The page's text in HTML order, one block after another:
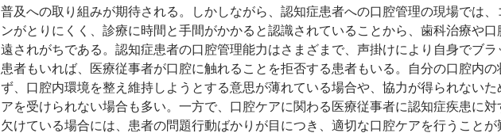
普及への取り組みが期待される。しかしながら、認知症患者への口腔管理の現場では、
ンがとりにくく、診療に時間と手間がかかると認識されていることから、歯科治療や
遠されがちである。認知症患者の口腔管理能力はさまざまで、声掛けにより自身でブラ
患者もいれば、医療従事者が口腔に触れることを拒否する患者もいる。自分の口腔内の
ず、口腔内環境を整え維持しようとする意思が薄れている場合や、協力が得られないた
アを受けられない場合も多い。一方で、口腔ケアに関わる医療従事者に認知症疾患に
欠けている場合には、患者の問題行動ばかりが目につき、適切な口腔ケアを行うことが